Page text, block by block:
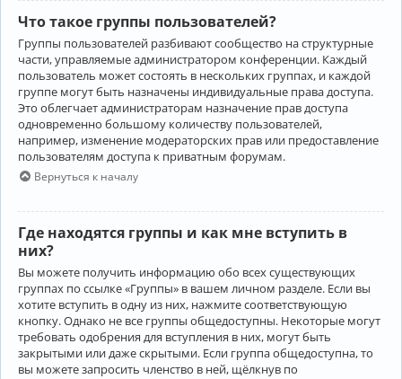
Что такое группы пользователей?
Группы пользователей разбивают сообщество на структурные
части, управляемые администратором конференции. Каждый
пользователь может состоять в нескольких группах, и каждой
группе могут быть назначены индивидуальные права доступа.
Это облегчает администраторам назначение прав доступа
одновременно большому количеству пользователей,
например, изменение модераторских прав или предоставление
пользователям доступа к приватным форумам.
Вернуться к началу
Где находятся группы и как мне вступить в
них?
Вы можете получить информацию обо всех существующих
группах по ссылке «Группы» в вашем личном разделе. Если вы
хотите вступить в одну из них, нажмите соответствующую
кнопку. Однако не все группы общедоступны. Некоторые могут
требовать одобрения для вступления в них, могут быть
закрытыми или даже скрытыми. Если группа общедоступна, то
вы можете запросить членство в ней, щёлкнув по